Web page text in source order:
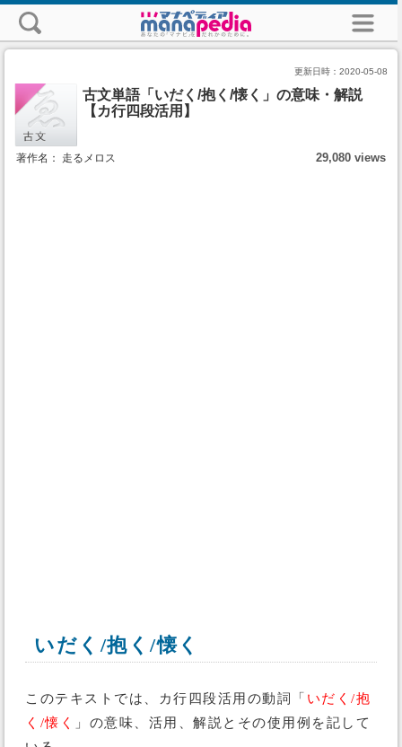
更新日時： 2020-05-08
古文単語「いだく/抱く/懐く」の意味・解説
【カ行四段活用】
著作名： 走るメロス 29,080 views
いだく/抱く/懐く
このテキストでは、カ行四段活用の動詞「 いだく/抱
く/懐く
」の意味、活用、解説とその使用例を記して